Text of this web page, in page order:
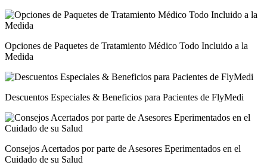
Opciones de Paquetes de Tratamiento Médico Todo Incluido a la
Medida
Descuentos Especiales & Beneficios para Pacientes de FlyMedi
Consejos Acertados por parte de Asesores Eperimentados en el
Cuidado de su Salud